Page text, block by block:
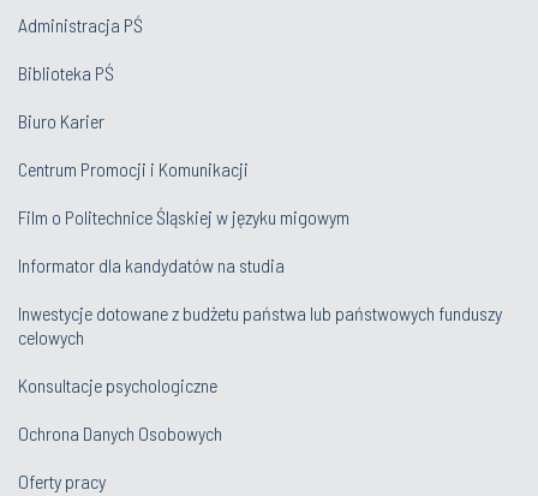
Administracja PŚ
Biblioteka PŚ
Biuro Karier
Centrum Promocji i Komunikacji
Film o Politechnice Śląskiej w języku migowym
Informator dla kandydatów na studia
Inwestycje dotowane z budżetu państwa lub państwowych funduszy
celowych
Konsultacje psychologiczne
Ochrona Danych Osobowych
Oferty pracy